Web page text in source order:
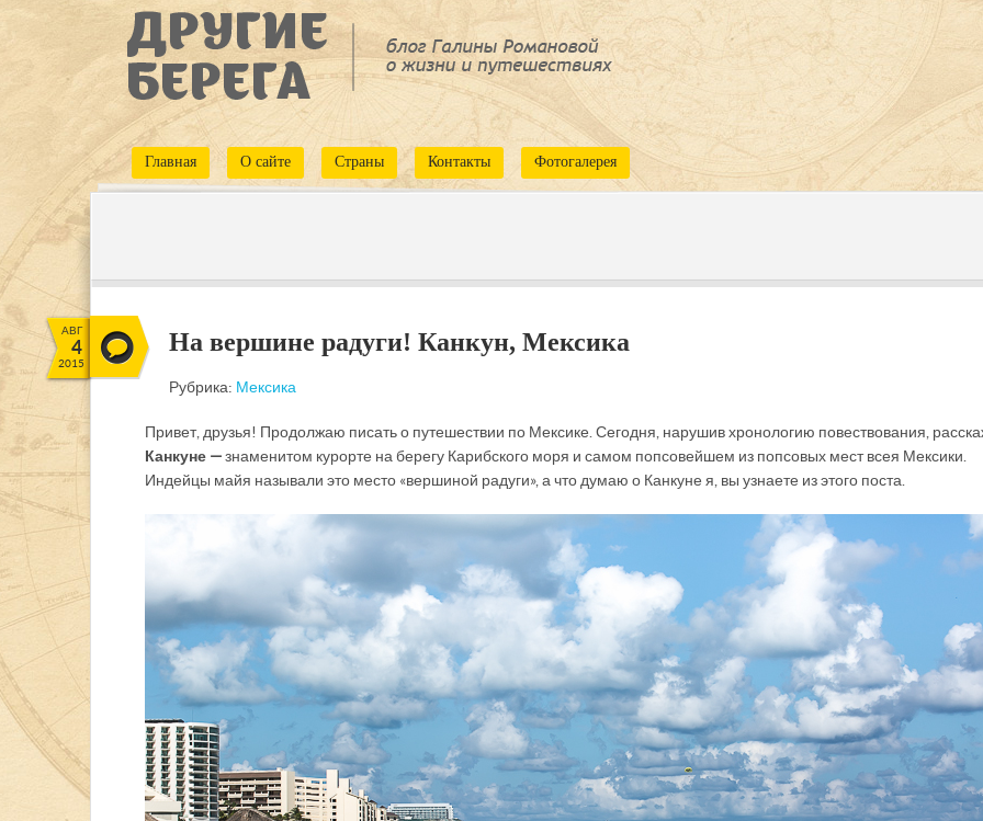
Главная О сайте Страны Контакты Фотогалерея
АВГ
4
2015
На вершине радуги! Канкун, Мексика
Рубрика: Мексика
Привет, друзья! Продолжаю писать о путешествии по Мексике. Сегодня, нарушив хронологию повествования,
Канкуне —знаменитом курорте на берегу Карибского моря и самом попсовейшем из попсовых мест всея Мексики.
Индейцы майя называли это место «вершиной радуги», а что думаю о Канкуне я, вы узнаете из этого поста.